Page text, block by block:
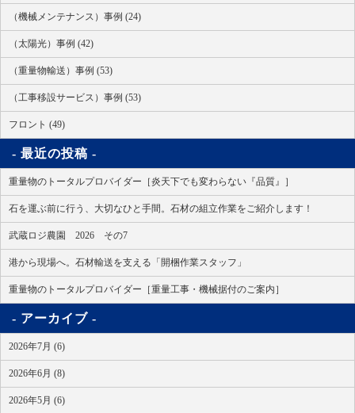
（機械メンテナンス）事例 (24)
（太陽光）事例 (42)
（重量物輸送）事例 (53)
（工事移設サービス）事例 (53)
フロント (49)
最近の投稿
重量物のトータルプロバイダー［炎天下でも変わらない『品質』］
石を運ぶ前に行う、大切なひと手間。石材の組立作業をご紹介します！
武蔵ロジ農園 2026 その7
港から現場へ。石材輸送を支える「開梱作業スタッフ」
重量物のトータルプロバイダー［重量工事・機械据付のご案内］
アーカイブ
2026年7月 (6)
2026年6月 (8)
2026年5月 (6)